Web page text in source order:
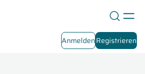
AnmeldenRegistrieren